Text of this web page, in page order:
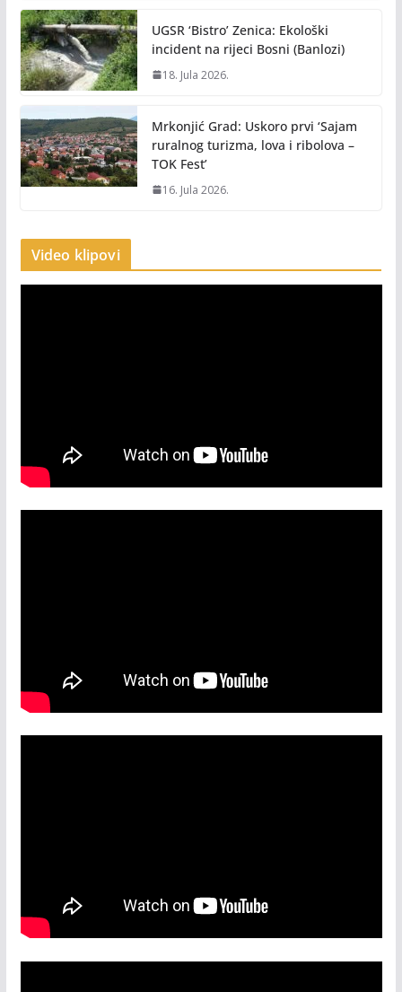
UGSR ‘Bistro’ Zenica: Ekološki
incident na rijeci Bosni (Banlozi)
18. Jula 2026.
Mrkonjić Grad: Uskoro prvi ‘Sajam
ruralnog turizma, lova i ribolova –
TOK Fest’
16. Jula 2026.
Video klipovi